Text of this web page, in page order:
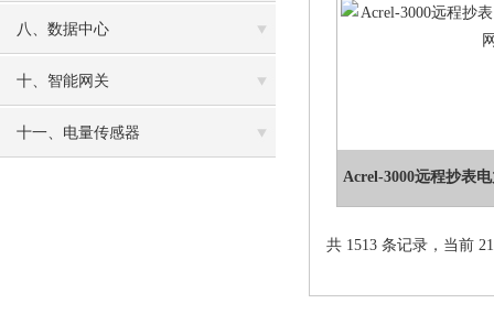
八、数据中心
十、智能网关
十一、电量传感器
Acrel-3000远程抄表
共 1513 条记录，当前